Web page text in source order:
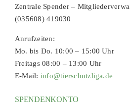
Zentrale Spender –
(035608) 419030
Anrufzeiten:
Mo. bis Do. 10:00 – 15:00 Uhr
Freitags 08:00 – 13:00 Uhr
E-Mail: info@tierschutzliga.de
SPENDENKONTO